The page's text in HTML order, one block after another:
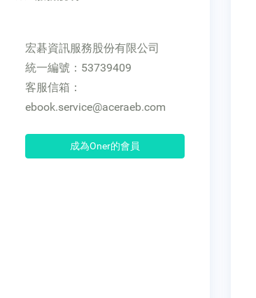
宏碁資訊服務股份有限公司
統一編號：53739409
客服信箱：
ebook.service@aceraeb.com
成為Oner的會員